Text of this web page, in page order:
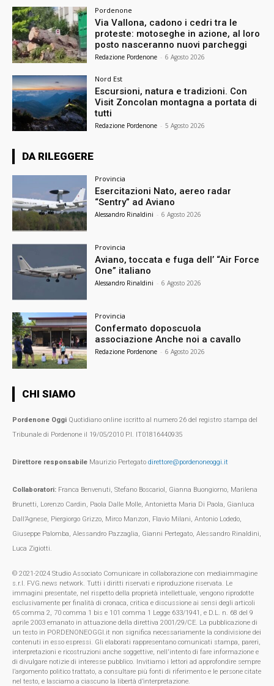
Pordenone
Via Vallona, cadono i cedri tra le
proteste: motoseghe in azione, al loro
posto nasceranno nuovi parcheggi
Redazione Pordenone - 6 Agosto 2026
Nord Est
Escursioni, natura e tradizioni. Con
Visit Zoncolan montagna a portata di
tutti
Redazione Pordenone - 5 Agosto 2026
DA RILEGGERE
Provincia
Esercitazioni Nato, aereo radar
“Sentry” ad Aviano
Alessandro Rinaldini - 6 Agosto 2026
Provincia
Aviano, toccata e fuga dell’ “Air Force
One” italiano
Alessandro Rinaldini - 6 Agosto 2026
Provincia
Confermato doposcuola
associazione Anche noi a cavallo
Redazione Pordenone - 6 Agosto 2026
CHI SIAMO
Pordenone Oggi Quotidiano online iscritto al numero 26 del registro stampa del
Tribunale di Pordenone il 19/05/2010 P.I. IT01816440935
Direttore responsabile Maurizio Pertegato direttore@pordenoneoggi.it
Collaboratori: Franca Benvenuti, Stefano Boscariol, Gianna Buongiorno, Marilena
Brunetti, Lorenzo Cardin, Paola Dalle Molle, Antonietta Maria Di Paola, Gianluca
Dall’Agnese, Piergiorgo Grizzo, Mirco Manzon, Flavio Milani, Antonio Lodedo,
Giuseppe Palomba, Alessandro Pazzaglia, Gianni Pertegato, Alessandro Rinaldini,
Luca Zigiotti.
© 2021-2024 Studio Associato Comunicare in collaborazione con mediaimmagine
s.r.l. FVG.news network. Tutti i diritti riservati e riproduzione riservata. Le
immagini presentate, nel rispetto della proprietà intellettuale, vengono riprodotte
esclusivamente per finalità di cronaca, critica e discussione ai sensi degli articoli
65 comma 2, 70 comma 1 bis e 101 comma 1 Legge 633/1941, e D.L. n. 68 del 9
aprile 2003 emanato in attuazione della direttiva 2001/29/CE. La pubblicazione di
un testo in PORDENONEOGGI.it non significa necessariamente la condivisione dei
contenuti in esso espressi. Gli elaborati rappresentano comunicati stampa, pareri,
interpretazioni e ricostruzioni anche soggettive, nell'intento di fare informazione e
di divulgare notizie di interesse pubblico. Invitiamo i lettori ad approfondire sempre
l’argomento politico trattato, a consultare più fonti di riferimento e le persone citate
nel testo, e lasciamo a ciascuno la libertà d’interpretazione.